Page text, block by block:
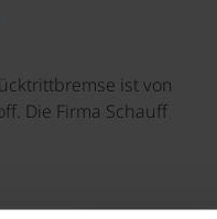
ist von
Die Firma Schauff